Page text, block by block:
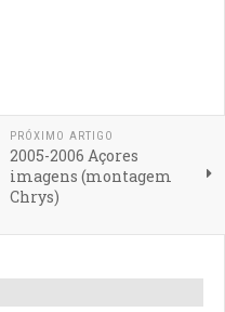
PRÓXIMO ARTIGO
2005-2006 Açores
imagens (montagem
Chrys)